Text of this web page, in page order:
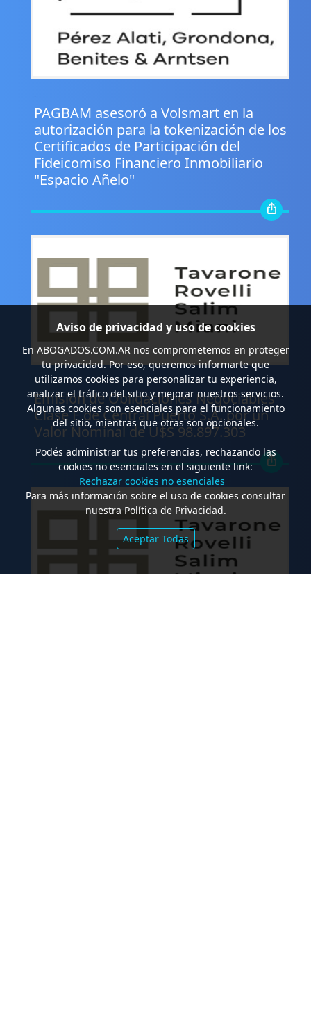
PAGBAM asesoró a Volsmart en la
autorización para la tokenización de los
Certificados de Participación del
Fideicomiso Financiero Inmobiliario
"Espacio Añelo"
.
Emisión de Obligaciones Negociables
Clase E de Central Puerto S.A. por un
Valor Nominal de U$S 98.897.303
Aviso de privacidad y uso de cookies
En ABOGADOS.COM.ARnos comprometemos en proteger
tu privacidad. Por eso, queremos informarte que
utilizamos cookies para personalizar tu experiencia,
analizar el tráfico del sitio y mejorar nuestros servicios.
Algunas cookies son esenciales para el funcionamiento
del sitio, mientras que otras son opcionales.
Podés administrar tus preferencias, rechazando las
cookies no esenciales en el siguiente link:
Rechazar cookies no esenciales
Para más información sobre el uso de cookies consultar
nuestra Política de Privacidad.
Aceptar Todas